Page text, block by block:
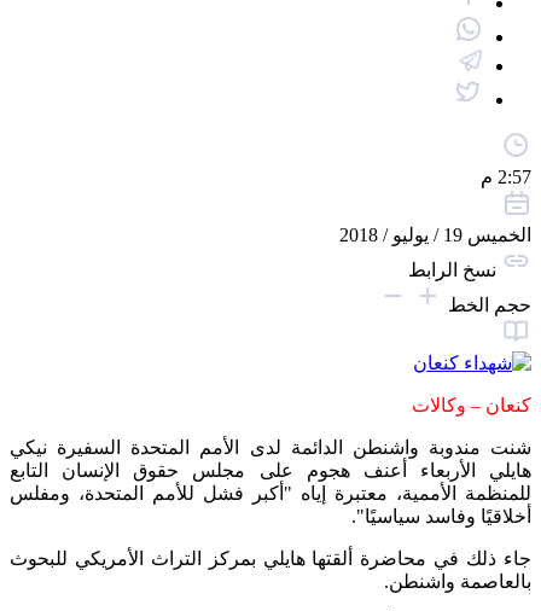
2:57 م
الخميس 19 / يوليو / 2018
نسخ الرابط
حجم الخط
كنعان – وكالات
شنت مندوبة واشنطن الدائمة لدى الأمم المتحدة السفيرة نيكي
هايلي الأربعاء أعنف هجوم على مجلس حقوق الإنسان التابع
للمنظمة الأممية، معتبرة إياه "أكبر فشل للأمم المتحدة، ومفلس
أخلاقيًا وفاسد سياسيًا".
جاء ذلك في محاضرة ألقتها هايلي بمركز التراث الأمريكي للبحوث
بالعاصمة واشنطن.